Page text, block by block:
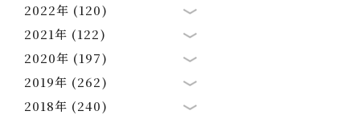
2022年 (120)
2021年 (122)
2020年 (197)
2019年 (262)
2018年 (240)